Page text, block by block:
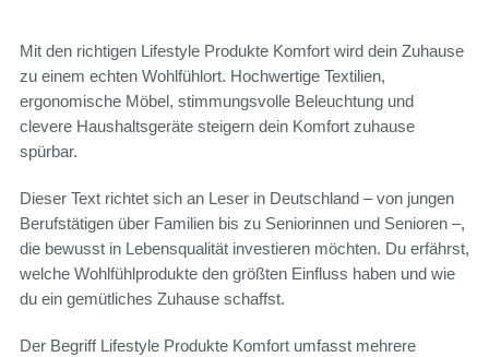
Mit den richtigen Lifestyle Produkte Komfort wird dein Zuhause
zu einem echten Wohlfühlort. Hochwertige Textilien,
ergonomische Möbel, stimmungsvolle Beleuchtung und
clevere Haushaltsgeräte steigern dein Komfort zuhause
spürbar.
Dieser Text richtet sich an Leser in Deutschland – von jungen
Berufstätigen über Familien bis zu Seniorinnen und Senioren –,
die bewusst in Lebensqualität investieren möchten. Du erfährst,
welche Wohlfühlprodukte den größten Einfluss haben und wie
du ein gemütliches Zuhause schaffst.
Der Begriff Lifestyle Produkte Komfort umfasst mehrere